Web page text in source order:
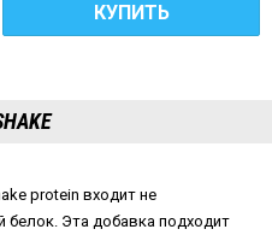
КУПИТЬ
protein входит не
Эта добавка подходит